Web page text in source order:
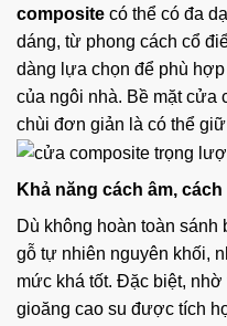
composite có thể có đa
dáng, từ phong cách cổ
dàng lựa chọn để phù
của ngôi nhà. Bề mặt cửa
chùi đơn giản là có thể
Khả năng cách âm,
Dù không hoàn toàn sánh
gỗ tự nhiên nguyên khối,
mức khá tốt. Đặc biệt,
gioăng cao su được tích